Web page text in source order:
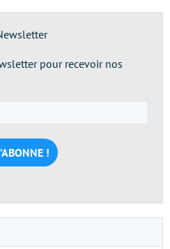
pour recevoir nos
e-
mail
*